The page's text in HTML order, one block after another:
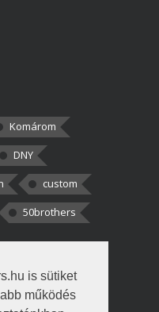
is sütiket
működés
Komárom
DNY
custom
50brothers
Én csak két
hogy fél autót,